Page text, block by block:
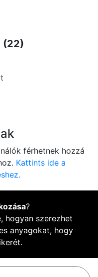
(22)
férhetnek hozzá
Kattints ide a
?
hogyan szerezhet
anyagokat, hogy